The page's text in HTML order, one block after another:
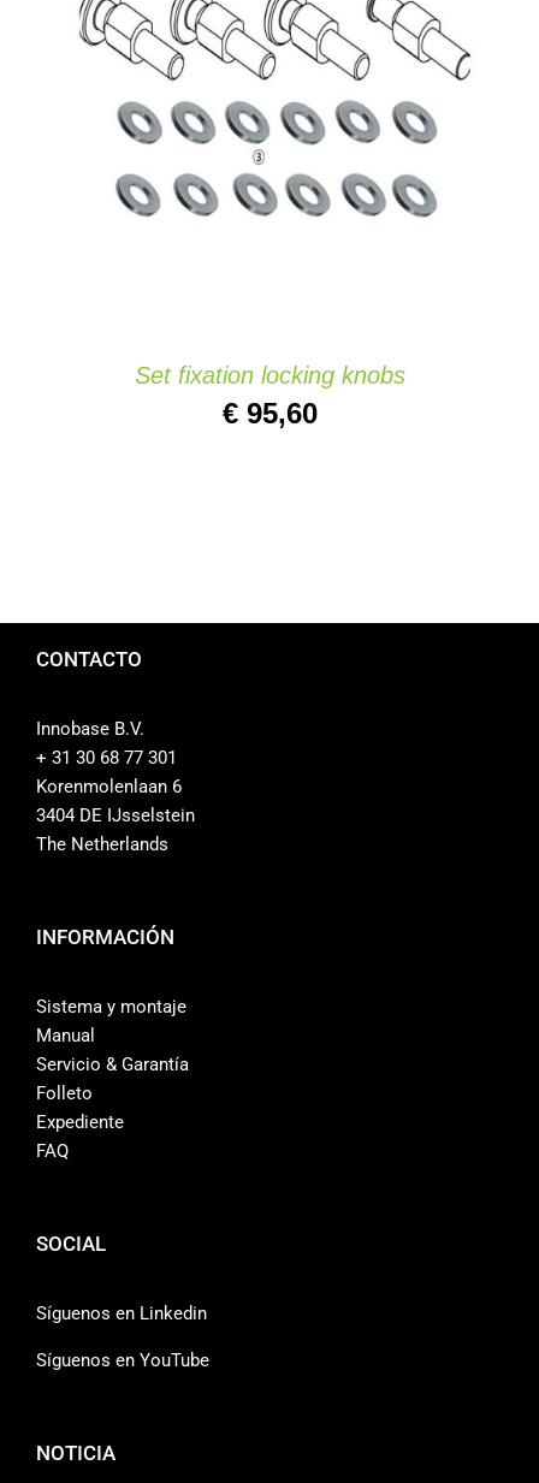
/
DETAILS
Set fixation locking knobs
€95,60
CONTACTO
Innobase B.V.
+ 31 30 68 77 301
Korenmolenlaan 6
3404 DE IJsselstein
The Netherlands
INFORMACIÓN
Sistema y montaje
Manual
Servicio & Garantía
Folleto
Expediente
FAQ
SOCIAL
Síguenos en Linkedin
Síguenos en YouTube
NOTICIA